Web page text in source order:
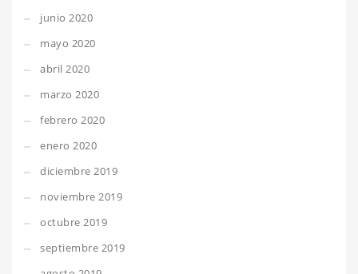
junio 2020
mayo 2020
abril 2020
marzo 2020
febrero 2020
enero 2020
diciembre 2019
noviembre 2019
octubre 2019
septiembre 2019